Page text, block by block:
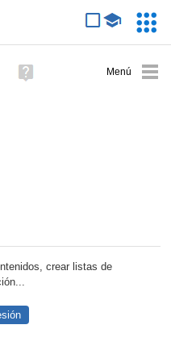
avanzada
Ayuda
(en
crear listas de